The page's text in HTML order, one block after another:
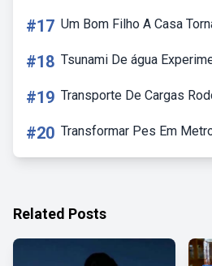
#17 Um Bom Filho A Casa
#18 Tsunami De água
#19 Transporte De Cargas
#20 Transformar Pes Em
Related Posts